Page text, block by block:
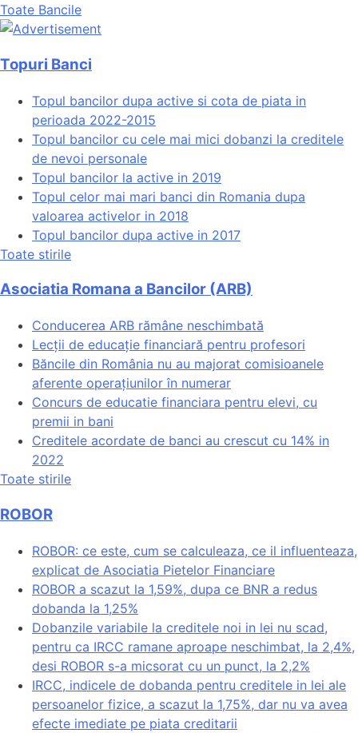
Toate Bancile
Topuri Banci
Topul bancilor dupa active si cota de piata in
perioada 2022-2015
Topul bancilor cu cele mai mici dobanzi la creditele
de nevoi personale
Topul bancilor la active in 2019
Topul celor mai mari banci din Romania dupa
valoarea activelor in 2018
Topul bancilor dupa active in 2017
Toate stirile
Asociatia Romana a Bancilor (ARB)
Conducerea ARB rămâne neschimbată
Lecții de educație financiară pentru profesori
Băncile din România nu au majorat comisioanele
aferente operațiunilor în numerar
Concurs de educatie financiara pentru elevi, cu
premii in bani
Creditele acordate de banci au crescut cu 14% in
2022
Toate stirile
ROBOR
ROBOR: ce este, cum se calculeaza, ce il influenteaza,
explicat de Asociatia Pietelor Financiare
ROBOR a scazut la 1,59%, dupa ce BNR a redus
dobanda la 1,25%
Dobanzile variabile la creditele noi in lei nu scad,
pentru ca IRCC ramane aproape neschimbat, la 2,4%,
desi ROBOR s-a micsorat cu un punct, la 2,2%
IRCC, indicele de dobanda pentru creditele in lei ale
persoanelor fizice, a scazut la 1,75%, dar nu va avea
efecte imediate pe piata creditarii